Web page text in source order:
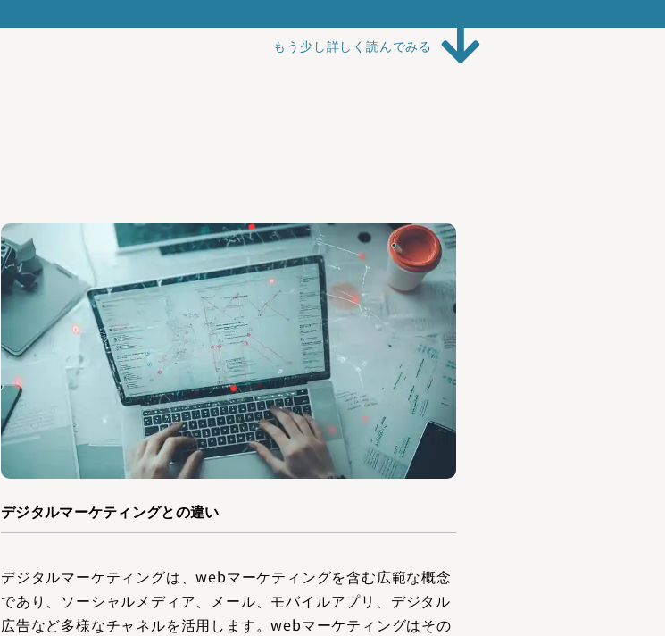
もう少し詳しく読んでみる
デジタルマーケティングとの違い
デジタルマーケティングは、webマーケティングを含む広範な概念
であり、ソーシャルメディア、メール、モバイルアプリ、デジタル
広告など多様なチャネルを活用します。webマーケティングはその